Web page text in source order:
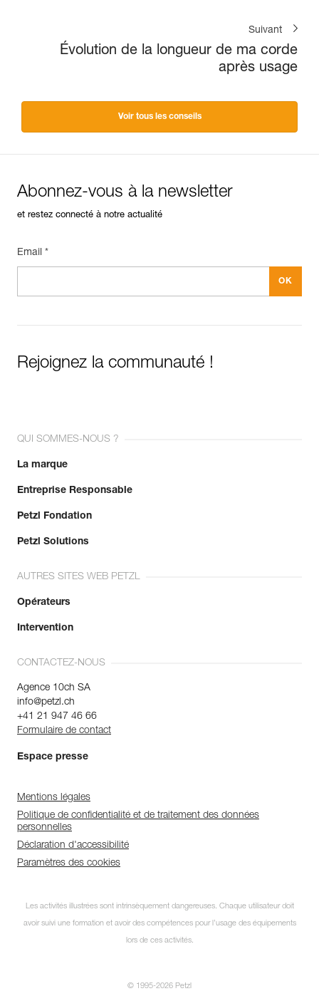
Suivant
Évolution de la longueur de ma corde
après usage
Voir tous les conseils
Abonnez-vous à la newsletter
et restez connecté à notre actualité
Email *
Rejoignez la communauté !
QUI SOMMES-NOUS ?
La marque
Entreprise Responsable
Petzl Fondation
Petzl Solutions
AUTRES SITES WEB PETZL
Opérateurs
Intervention
CONTACTEZ-NOUS
Agence 10ch SA
info@petzl.ch
+41 21 947 46 66
Formulaire de contact
Espace presse
Mentions légales
Politique de confidentialité et de traitement des données
personnelles
Déclaration d'accessibilité
Paramètres des cookies
Les activités illustrées sont intrinsèquement dangereuses. Chaque utilisateur doit
avoir suivi une formation et avoir des compétences pour l’usage des équipements
lors de ces activités.
© 1995-2026 Petzl